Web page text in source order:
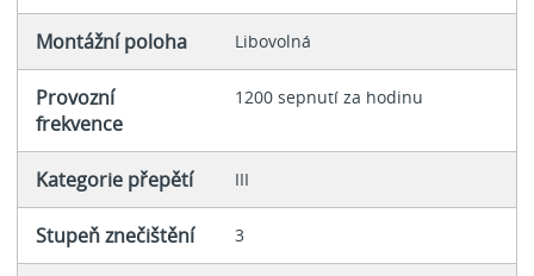
Montážní poloha Libovolná
Provozní
frekvence
1200 sepnutí za hodinu
Kategorie přepětí III
Stupeň znečištění 3